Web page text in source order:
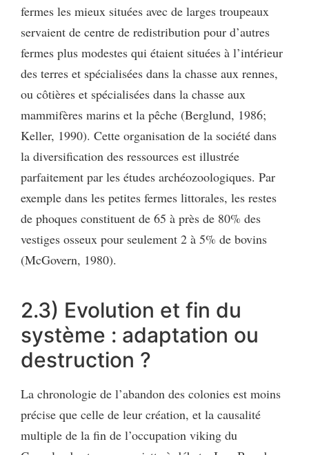
fermes les mieux situées avec de larges troupeaux
servaient de centre de redistribution pour d’autres
fermes plus modestes qui étaient situées à l’intérieur
des terres et spécialisées dans la chasse aux rennes,
ou côtières et spécialisées dans la chasse aux
mammifères marins et la pêche (Berglund, 1986;
Keller, 1990). Cette organisation de la société dans
la diversification des ressources est illustrée
parfaitement par les études archéozoologiques. Par
exemple dans les petites fermes littorales, les restes
de phoques constituent de 65 à près de 80% des
vestiges osseux pour seulement 2 à 5% de bovins
(McGovern, 1980).
2.3) Evolution et fin du
système : adaptation ou
destruction ?
La chronologie de l’abandon des colonies est moins
précise que celle de leur création, et la causalité
multiple de la fin de l’occupation viking du